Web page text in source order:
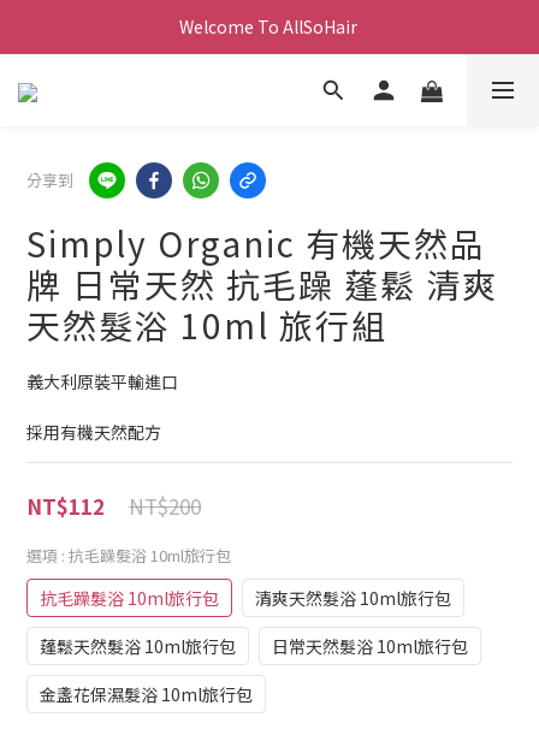
Welcome To AllSoHair
分享到
Simply Organic 有機天然品
牌 日常天然 抗毛躁 蓬鬆 清爽
天然髮浴 10ml 旅行組
義大利原裝平輸進口
採用有機天然配方
NT$200
NT$112
選項 : 抗毛躁髮浴 10ml旅行包
抗毛躁髮浴 10ml旅行包
清爽天然髮浴 10ml旅行包
蓬鬆天然髮浴 10ml旅行包
日常天然髮浴 10ml旅行包
金盞花保濕髮浴 10ml旅行包